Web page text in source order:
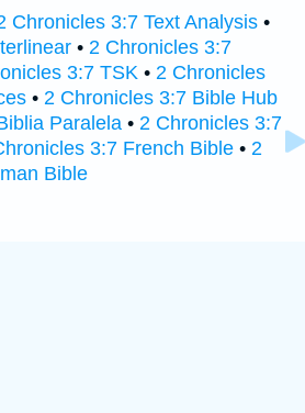
Chronicles 3:7 Text Analysis •
• 2 Chronicles 3:7
3:7 TSK • 2 Chronicles
• 2 Chronicles 3:7 Bible Hub
Paralela • 2 Chronicles 3:7
3:7 French Bible • 2
Bible